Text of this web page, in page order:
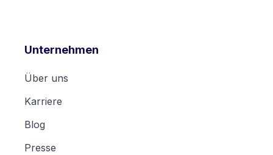
Unternehmen
Über uns
Karriere
Blog
Presse